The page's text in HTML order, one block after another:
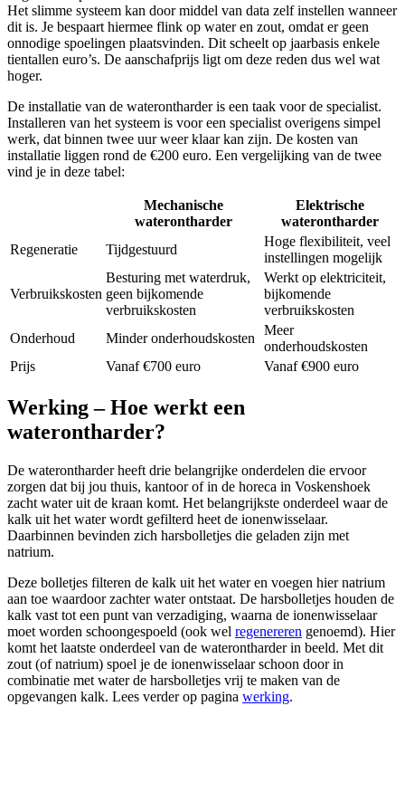
Het slimme systeem kan door middel van data zelf instellen wanneer
dit is. Je bespaart hiermee flink op water en zout, omdat er geen
onnodige spoelingen plaatsvinden. Dit scheelt op jaarbasis enkele
tientallen euro’s. De aanschafprijs ligt om deze reden dus wel wat
hoger.
De installatie van de waterontharder is een taak voor de specialist.
Installeren van het systeem is voor een specialist overigens simpel
werk, dat binnen twee uur weer klaar kan zijn. De kosten van
installatie liggen rond de €200 euro. Een vergelijking van de twee
vind je in deze tabel:
Mechanische
waterontharder
Elektrische
waterontharder
Regeneratie
Tijdgestuurd
Hoge flexibiliteit, veel
instellingen mogelijk
Verbruikskosten
Besturing met waterdruk,
geen bijkomende
verbruikskosten
Werkt op elektriciteit,
bijkomende
verbruikskosten
Onderhoud
Minder onderhoudskosten
Meer
onderhoudskosten
Prijs
Vanaf €700 euro Vanaf €900 euro
Werking – Hoe werkt een
waterontharder?
De waterontharder heeft drie belangrijke onderdelen die ervoor
zorgen dat bij jou thuis, kantoor of in de horeca in Voskenshoek
zacht water uit de kraan komt. Het belangrijkste onderdeel waar de
kalk uit het water wordt gefilterd heet de ionenwisselaar.
Daarbinnen bevinden zich harsbolletjes die geladen zijn met
natrium.
Deze bolletjes filteren de kalk uit het water en voegen hier natrium
aan toe waardoor zachter water ontstaat. De harsbolletjes houden de
kalk vast tot een punt van verzadiging, waarna de ionenwisselaar
moet worden schoongespoeld (ook wel regenereren genoemd). Hier
komt het laatste onderdeel van de waterontharder in beeld. Met dit
zout (of natrium) spoel je de ionenwisselaar schoon door in
combinatie met water de harsbolletjes vrij te maken van de
opgevangen kalk. Lees verder op pagina werking.